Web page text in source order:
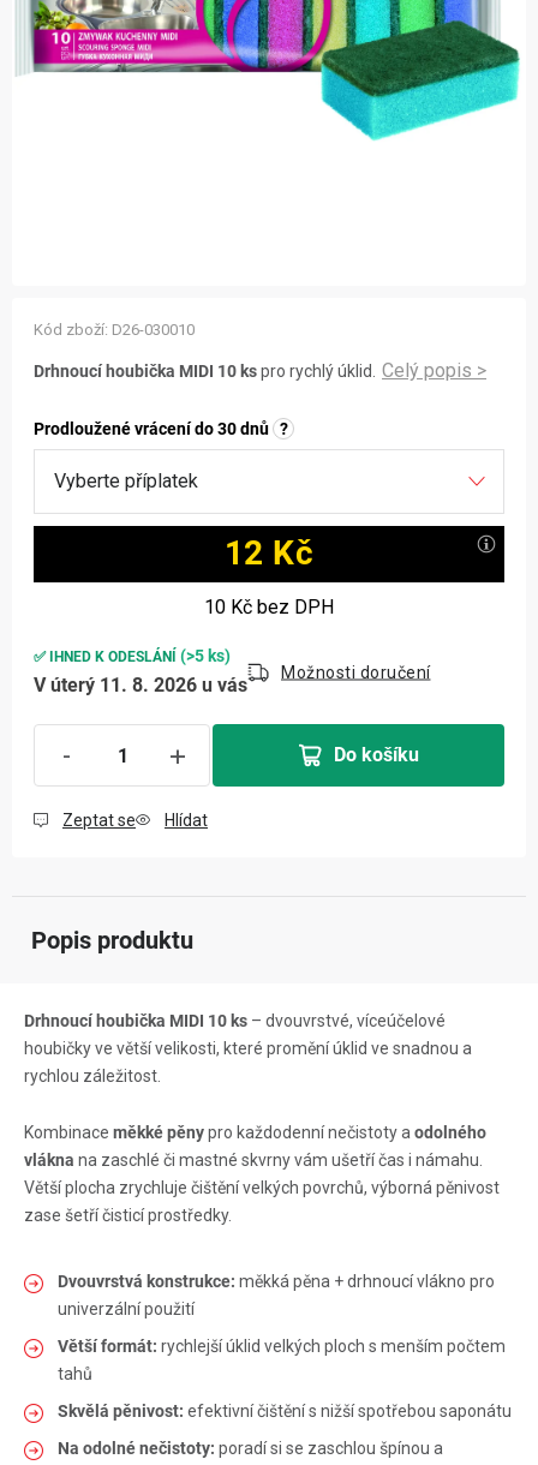
NOVINKY
Drhnoucí houbička MIDI 10 kspro rychlý úklid.
Prodloužené vrácení do 30 dnů ?
12 Kč
10 Kč bez DPH
✅ IHNED K ODESLÁNÍ (>5 ks)
V úterý 11. 8. 2026 u vás
Možnosti doručení
Do košíku
Kód zboží: D26-030010
Zeptat se Hlídat
Popis produktu
Drhnoucí houbička MIDI 10 ks – dvouvrstvé, víceúčelové
houbičky ve větší velikosti, které promění úklid ve snadnou a
rychlou záležitost.
Kombinace měkké pěnypro každodenní nečistoty a odolného
vlákna na zaschlé či mastné skvrny vám ušetří čas i námahu.
Větší plocha zrychluje čištění velkých povrchů, výborná pěnivost
zase šetří čisticí prostředky.
Dvouvrstvá konstrukce: měkká pěna + drhnoucí vlákno pro
univerzální použití
Větší formát: rychlejší úklid velkých ploch s menším počtem
tahů
Skvělá pěnivost: efektivní čištění s nižší spotřebou saponátu
Na odolné nečistoty: poradí si se zaschlou špínou a